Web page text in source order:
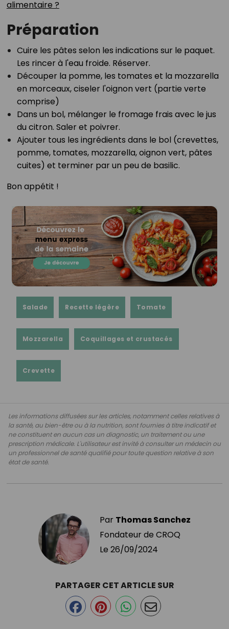
alimentaire ?⁣
Préparation
⁣Cuire les pâtes selon les indications sur le paquet.
Les rincer à l'eau froide. Réserver.⁣
⁣Découper la pomme, les tomates et la mozzarella
en morceaux, ciseler l'oignon vert (partie verte
comprise)⁣
Dans un bol, mélanger le fromage frais avec le jus
du citron. Saler et poivrer.⁣
Ajouter tous les ingrédients dans le bol (crevettes,
pomme, tomates, mozzarella, oignon vert, pâtes
cuites) et terminer par un peu de basilic. ⁣
Bon appétit !⁣
Salade Recette légère Tomate
Mozzarella Coquillages et crustacés
Crevette
Les informations diffusées sur les articles, notamment celles relatives à
la santé, au bien-être ou à la nutrition, sont fournies à titre indicatif et
ne constituent en aucun cas un diagnostic, un traitement ou une
prescription médicale. L'utilisateur est invité à consulter un médecin ou
un professionnel de santé qualifié pour toute question relative à son
état de santé.
Par Thomas Sanchez
Fondateur de CROQ
Le 26/09/2024
PARTAGER CET ARTICLE SUR